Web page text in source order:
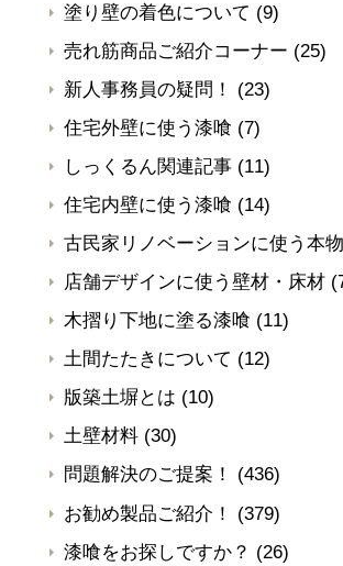
塗り壁の着色について (9)
売れ筋商品ご紹介コーナー (25)
新人事務員の疑問！
(23)
住宅外壁に使う漆喰 (7)
しっくるん関連記事 (11)
住宅内壁に使う漆喰 (14)
古民家リノベーションに使う本
店舗デザインに使う壁材・床材
木摺り下地に塗る漆喰 (11)
土間たたきについて (12)
版築土塀とは (10)
土壁材料 (30)
問題解決のご提案！
(436)
お勧め製品ご紹介！
(379)
漆喰をお探しですか？ (26)